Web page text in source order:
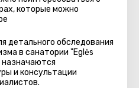
которые можно
детального обследования
в санатории "Eglės
и консультации